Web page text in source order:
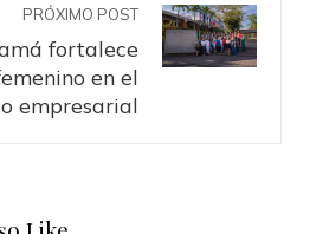
PRÓXIMO POST
fortalece
en el
empresarial